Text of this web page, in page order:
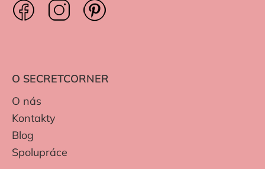
O SECRETCORNER
O nás
Kontakty
Blog
Spolupráce